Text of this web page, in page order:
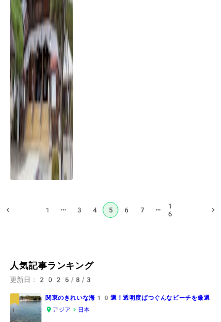
1 … 3 4 5 6 7 …
1
6
人気記事ランキング
更新日： 2026/8/3
1
関東のきれいな海10選！透明度ばつぐんなビーチを厳選
アジア
日本